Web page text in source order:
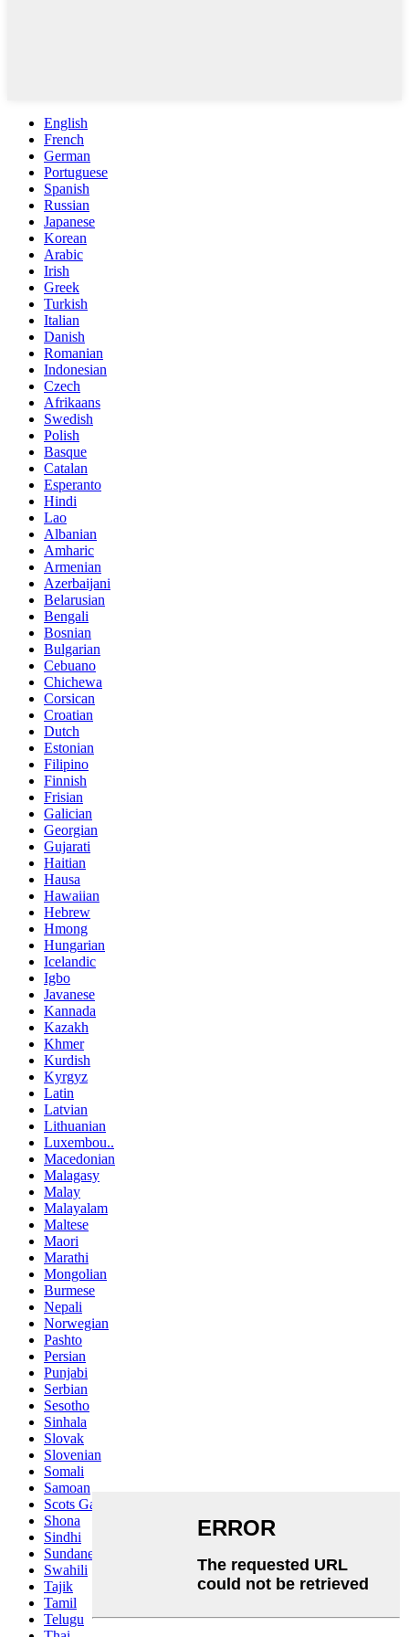
English
French
German
Portuguese
Spanish
Russian
Japanese
Korean
Arabic
Irish
Greek
Turkish
Italian
Danish
Romanian
Indonesian
Czech
Afrikaans
Swedish
Polish
Basque
Catalan
Esperanto
Hindi
Lao
Albanian
Amharic
Armenian
Azerbaijani
Belarusian
Bengali
Bosnian
Bulgarian
Cebuano
Chichewa
Corsican
Croatian
Dutch
Estonian
Filipino
Finnish
Frisian
Galician
Georgian
Gujarati
Haitian
Hausa
Hawaiian
Hebrew
Hmong
Hungarian
Icelandic
Igbo
Javanese
Kannada
Kazakh
Khmer
Kurdish
Kyrgyz
Latin
Latvian
Lithuanian
Luxembou..
Macedonian
Malagasy
Malay
Malayalam
Maltese
Maori
Marathi
Mongolian
Burmese
Nepali
Norwegian
Pashto
Persian
Punjabi
Serbian
Sesotho
Sinhala
Slovak
Slovenian
Somali
Samoan
Scots Gaelic
Shona
Sindhi
Sundanese
Swahili
Tajik
Tamil
Telugu